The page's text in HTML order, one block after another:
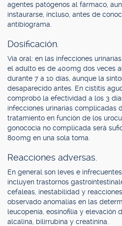
agentes patógenos al fármaco,
instaurarse, incluso, antes de
antibiograma.
Dosificación.
Vía oral: en las infecciones
el adulto es de 400mg dos veces
durante 7 a 10 días, aunque la
desaparecido antes. En cistitis
comprobó la efectividad a los 3
infecciones urinarias complicadas
tratamiento en función de los
gonococia no complicada será
800mg en una sola toma.
Reacciones adversas.
En general son leves e
incluyen trastornos
cefaleas, inestabilidad y
observado anomalías en las
leucopenia, eosinofilia y elevación
alcalina, bilirrubina y creatinina.